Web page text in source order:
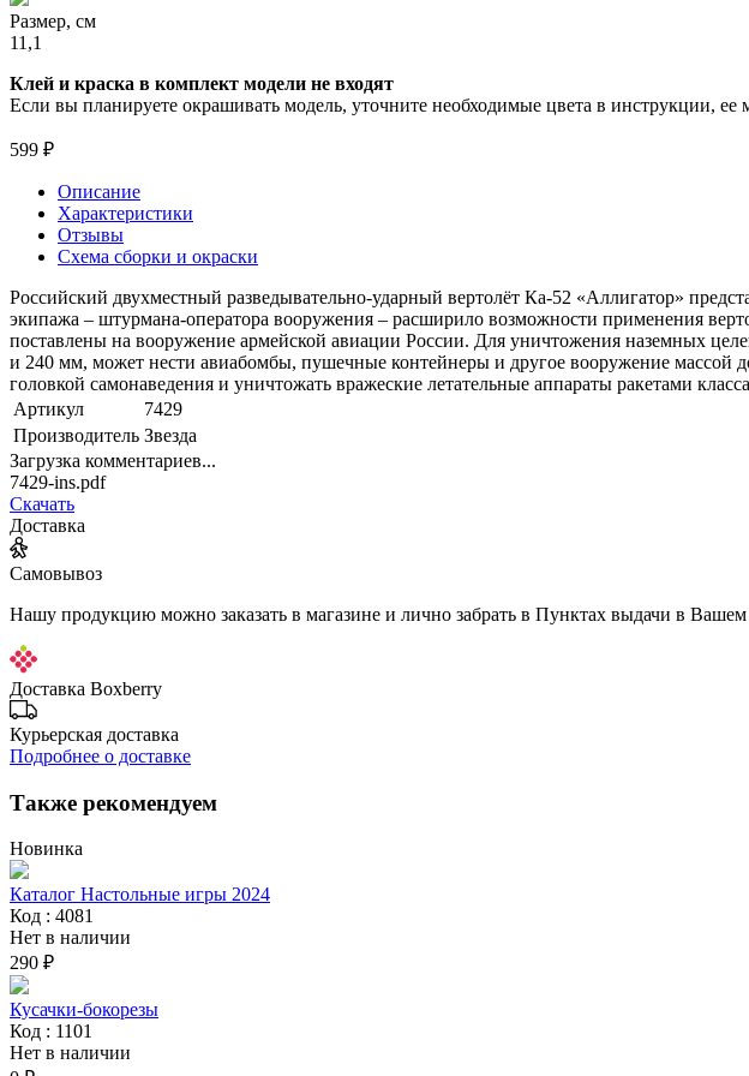
Размер, см
11,1
Клей и краска в комплект модели не входят
Если вы планируете окрашивать модель, уточните необходимые цвета в инструкции,
599 ₽
Описание
Характеристики
Отзывы
Схема сборки и окраски
Российский двухместный разведывательно-ударный вертолёт Ка-52 «Аллигатор»
экипажа – штурмана-оператора вооружения – расширило возможности применения
поставлены на вооружение армейской авиации России. Для уничтожения наземных
и 240 мм, может нести авиабомбы, пушечные контейнеры и другое вооружение массой
головкой самонаведения и уничтожать вражеские летательные аппараты ракетами
Артикул
7429
Производитель Звезда
Загрузка комментариев...
7429-ins.pdf
Скачать
Доставка
Самовывоз
Нашу продукцию можно заказать в магазине и лично забрать в Пунктах выдачи в Вашем
Доставка Boxberry
Курьерская доставка
Подробнее о доставке
Также рекомендуем
Новинка
Каталог Настольные игры 2024
Код : 4081
Нет в наличии
290 ₽
Кусачки-бокорезы
Код : 1101
Нет в наличии